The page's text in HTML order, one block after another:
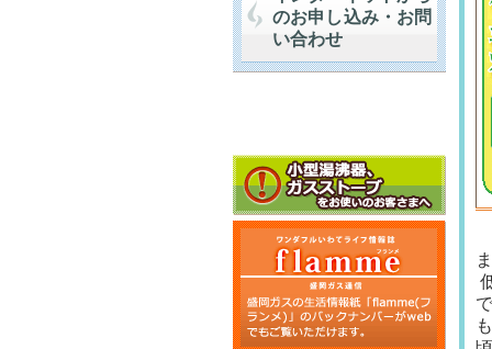
のお申し込み・お問
い合わせ